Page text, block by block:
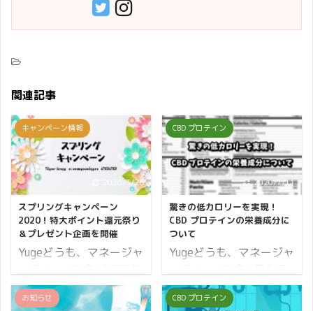
関連記事
キャンペーン情報
2020/3/26
スプリングキャンペーン
2020！特大ポイント還元祭り
＆プレゼント企画を開催
Yugeどうも、マネージャ
も4月を迎えて春の陽気
が感じられるようになっ
CBD プロテイン
2020/7/11
驚きの低カロリーを実現！
CBD プロテインの栄養成分に
ついて
Yugeどうも、マネージャ
生活において食事は切っ
ても切り離せないもので
お知らせ CBD プロテイン